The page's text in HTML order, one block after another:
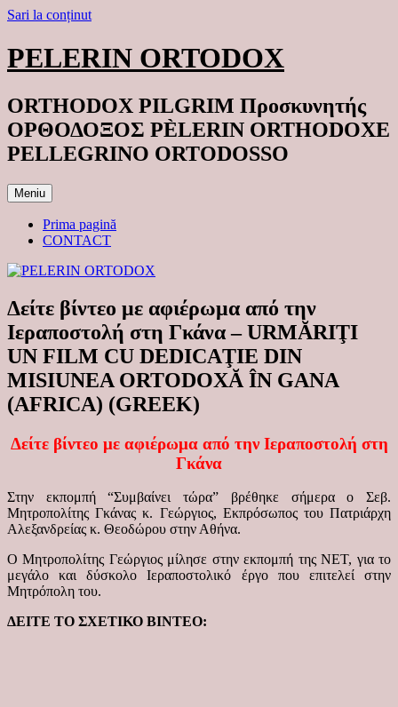
Sari la conținut
PELERIN ORTODOX
ORTHODOX PILGRIM Προσκυνητής
ΟΡΘΟΔΟΞΟΣ PÈLERIN ORTHODOXE
PELLEGRINO ORTODOSSO
Meniu
Prima pagină
CONTACT
Δείτε βίντεο με αφιέρωμα από την
Ιεραποστολή στη Γκάνα – URMĂRIŢI
UN FILM CU DEDICAŢIE DIN
MISIUNEA ORTODOXĂ ÎN GANA
(AFRICA) (GREEK)
Δείτε βίντεο με αφιέρωμα από την Ιεραποστολή στη
Γκάνα
Στην εκπομπή “Συμβαίνει τώρα” βρέθηκε σήμερα ο Σεβ.
Μητροπολίτης Γκάνας κ. Γεώργιος, Εκπρόσωπος του Πατριάρχη
Αλεξανδρείας κ. Θεοδώρου στην Αθήνα.
Ο Μητροπολίτης Γεώργιος μίλησε στην εκπομπή της ΝΕΤ, για το
μεγάλο και δύσκολο Ιεραποστολικό έργο που επιτελεί στην
Μητρόπολη του.
ΔΕΙΤΕ ΤΟ ΣΧΕΤΙΚΟ ΒΙΝΤΕΟ: